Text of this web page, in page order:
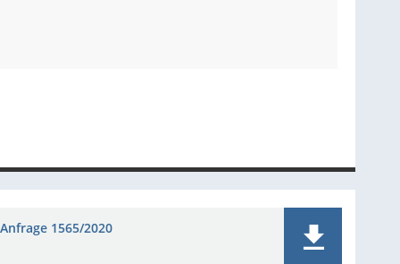
Anfrage 1565/2020